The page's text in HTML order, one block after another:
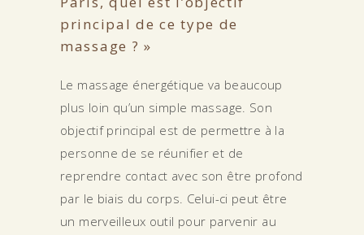
principal de ce type de
massage ? »
Le massage énergétique va beaucoup
plus loin qu’un simple massage. Son
objectif principal est de permettre à la
personne de se réunifier et de
reprendre contact avec son être profond
par le biais du corps. Celui-ci peut être
un merveilleux outil pour parvenir au